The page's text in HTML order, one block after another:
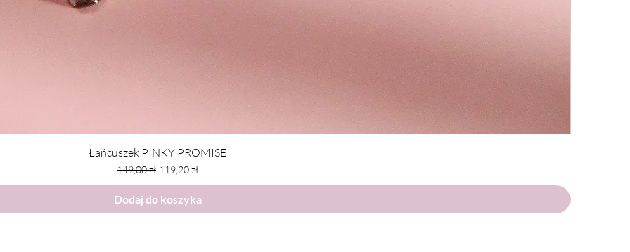
Łańcuszek PINKY PROMISE
Regularna cena
149,00 zł Cena rabatowa
119,20 zł
Dodaj do koszyka